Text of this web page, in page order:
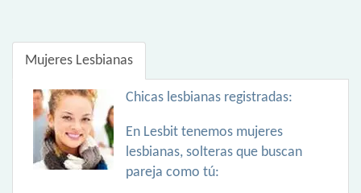
Mujeres Lesbianas
Chicas lesbianas registradas:
En Lesbit tenemos mujeres
lesbianas, solteras que buscan
pareja como tú: